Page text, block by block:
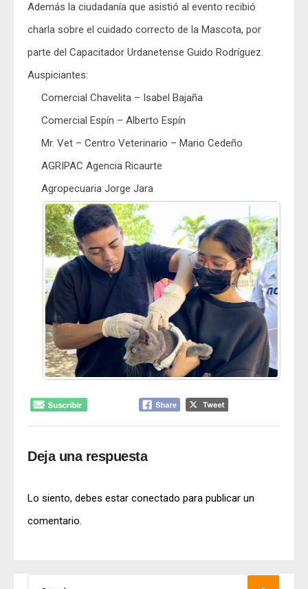
Además la ciudadanía que asistió al evento recibió
charla sobre el cuidado correcto de la Mascota, por
parte del Capacitador Urdanetense Guido Rodríguez.
Auspiciantes:
Comercial Chavelita – Isabel Bajaña
Comercial Espín – Alberto Espín
Mr. Vet – Centro Veterinario – Mario Cedeño
AGRIPAC Agencia Ricaurte
Agropecuaria Jorge Jara
Deja una respuesta
Lo siento, debes estar conectado para publicar un
comentario.